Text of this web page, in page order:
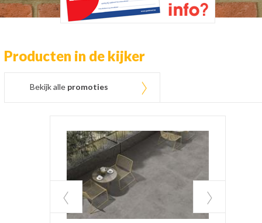
Producten in de kijker
Bekijk alle promoties